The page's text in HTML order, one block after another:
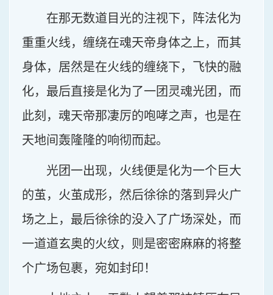
在那无数道目光的注视下，阵法化为
重重火线，缠绕在魂天帝身体之上，而其
身体，居然是在火线的缠绕下，飞快的融
化，最后直接是化为了一团灵魂光团，而
此刻，魂天帝那凄厉的咆哮之声，也是在
天地间轰隆隆的响彻而起。
光团一出现，火线便是化为一个巨大
的茧，火茧成形，然后徐徐的落到异火广
场之上，最后徐徐的没入了广场深处，而
一道道玄奥的火纹，则是密密麻麻的将整
个广场包裹，宛如封印！